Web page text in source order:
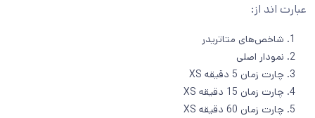
عبارت اند از:
شاخص‌های متاتریدر
نمودار اصلی
چارت زمان 5 دقیقه XS
چارت زمان 15 دقیقه XS
چارت زمان 60 دقیقه XS